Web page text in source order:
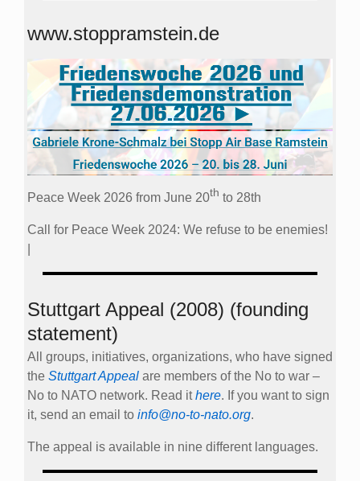
www.stoppramstein.de
Peace Week 2026 from June 20th to 28th
Call for Peace Week 2024: We refuse to be enemies!
Stuttgart Appeal (2008) (founding
statement)
All groups, initiatives, organizations, who have signed
the Stuttgart Appeal are members of the No to war –
No to NATO network. Read ithere. If you want to sign
it, send an email to info@no-to-nato.org.
The appeal is available in nine different languages.